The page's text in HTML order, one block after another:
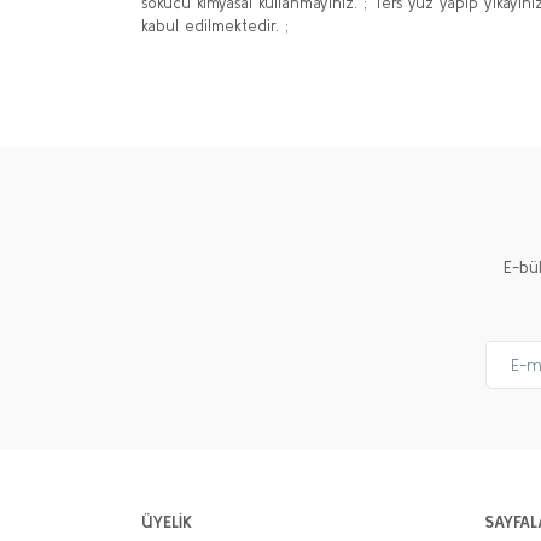
kabul edilmektedir. ;
E-
ÜYELİK